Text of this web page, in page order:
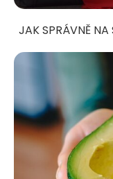
JAK SPRÁVNĚ